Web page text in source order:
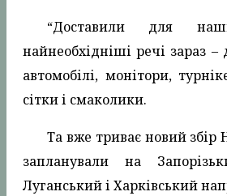
“Доставили для
найнеобхідніші речі зараз –
автомобілі, монітори,
сітки і смаколики.
Та вже триває новий збір
запланували на
Луганський і Харківський